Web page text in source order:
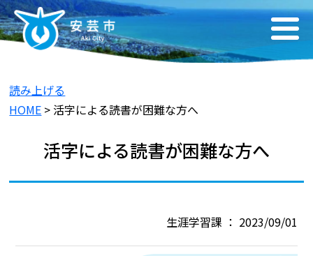
読み上げる
HOME > 活字による読書が困難な方へ
活字による読書が困難な方へ
生涯学習課 ： 2023/09/01